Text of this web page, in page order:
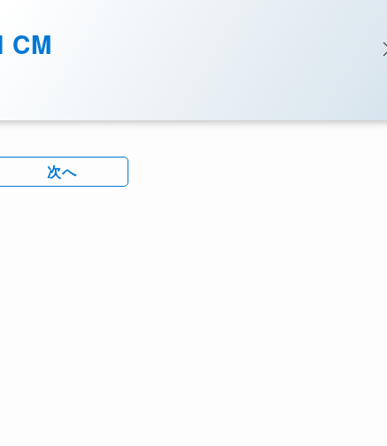
CM
次へ